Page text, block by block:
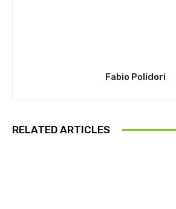
Fabio Polidori
RELATED ARTICLES